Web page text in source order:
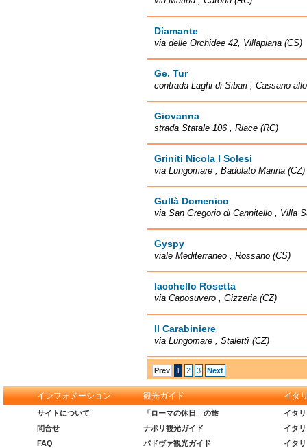
Diamante
via delle Orchidee 42, Villapiana (CS)
Ge. Tur
contrada Laghi di Sibari , Cassano
Giovanna
strada Statale 106 , Riace (RC)
Griniti Nicola I Solesi
via Lungomare , Badolato Marina (CZ)
Gullà Domenico
via San Gregorio di Cannitello , Villa
Gyspy
viale Mediterraneo , Rossano (CS)
Iacchello Rosetta
via Caposuvero , Gizzeria (CZ)
Il Carabiniere
via Lungomare , Stalettì (CZ)
Prev 1 2 3 Next
インフォメーション 観光ガイド イタ
サイトについて
問合せ
FAQ
「ローマの休日」の旅
ナポリ観光ガイド
パドヴァ観光ガイド
イタ
イタ
イタ